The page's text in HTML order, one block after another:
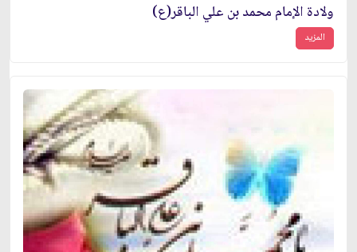
ولادة الإمام محمد بن علي الباقر(ع)
المزيد